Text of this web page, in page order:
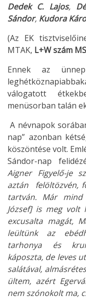
Dedek C. Lajos,
Sándor, Kudora
(Az EK
MTAK, L+W szám
Ennek az
válogatott
menüsorban talán
A névnapok
nap” azonban
köszöntése volt.
Sándor-nap
Aigner Figyelő-je
aztán felöltözvén,
tartván. Már mind
József] is meg volt
excusalta magát,
leültünk az
tarhonya és
káposzta, de leves
salátával,
ültem, azért
nem szónokolt ma,